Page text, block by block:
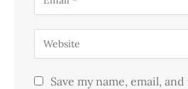
Save my name, email,